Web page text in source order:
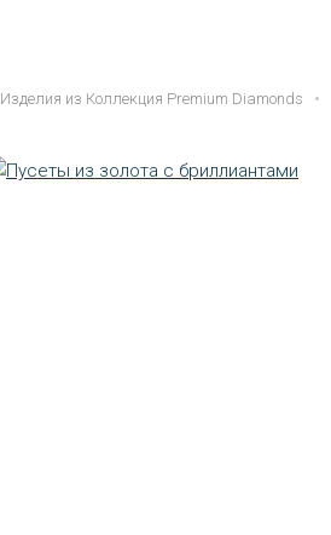
Изделия из Коллекция Premium Diamonds